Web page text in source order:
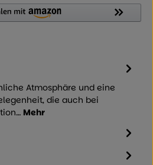
Atmosphäre und eine
die auch bei
Mehr